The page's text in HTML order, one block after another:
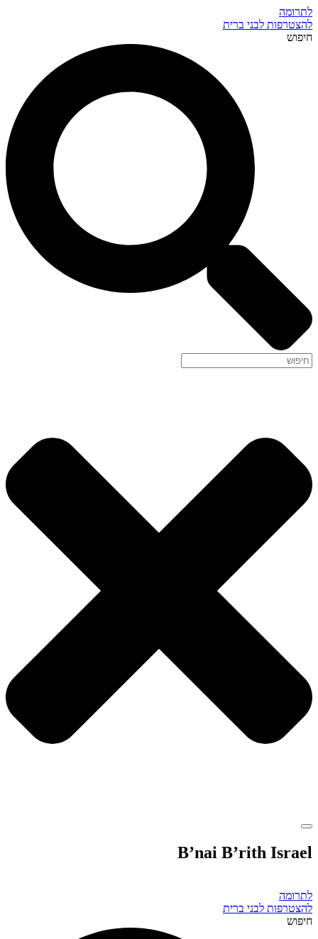
לתרומה
להצטרפות לבני ברית
חיפוש
B’nai B’rith Israel
לתרומה
להצטרפות לבני ברית
חיפוש